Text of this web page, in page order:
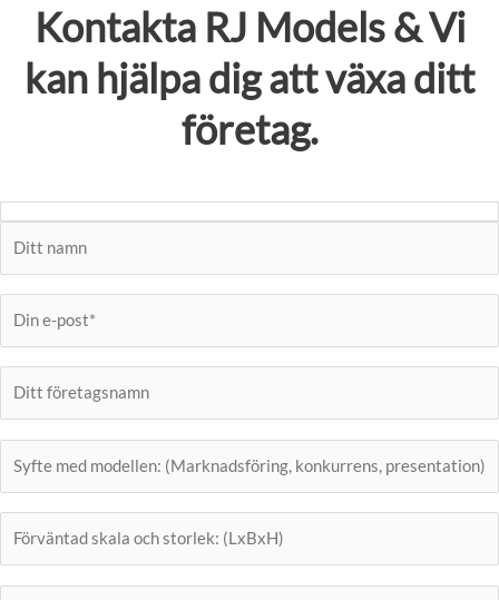
Kontakta RJ Models& Vi
kan hjälpa dig att växa ditt
företag.